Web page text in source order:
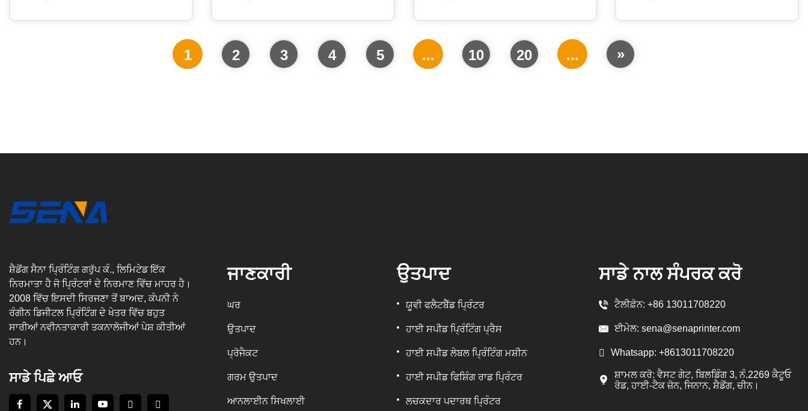
1 2 3 4 5 ... 10 20 ... »
ਸ਼ੈਡੋਂਗ ਸੈਨਾ ਪ੍ਰਿੰਟਿੰਗ ਗਰੁੱਪ ਕੰ., ਲਿਮਿਟੇਡ ਇੱਕ
ਨਿਰਮਾਤਾ ਹੈ ਜੋ ਪ੍ਰਿੰਟਰਾਂ ਦੇ ਨਿਰਮਾਣ ਵਿੱਚ ਮਾਹਰ ਹੈ।
2008 ਵਿੱਚ ਇਸਦੀ ਸਿਰਜਣਾ ਤੋਂ ਬਾਅਦ, ਕੰਪਨੀ ਨੇ
ਰੰਗੀਨ ਡਿਜੀਟਲ ਪ੍ਰਿੰਟਿੰਗ ਦੇ ਖੇਤਰ ਵਿੱਚ ਬਹੁਤ
ਸਾਰੀਆਂ ਨਵੀਨਤਾਕਾਰੀ ਤਕਨਾਲੋਜੀਆਂ ਪੇਸ਼ ਕੀਤੀਆਂ
ਹਨ।
ਸਾਡੇ ਪਿਛੇ ਆਓ
ਜਾਣਕਾਰੀ
ਘਰ
ਉਤਪਾਦ
ਪ੍ਰੋਜੈਕਟ
ਗਰਮ ਉਤਪਾਦ
ਆਨਲਾਈਨ ਸਿਖਲਾਈ
ਉਤਪਾਦ
ਯੂਵੀ ਫਲੈਟਬੈੱਡ ਪ੍ਰਿੰਟਰ
ਹਾਈ ਸਪੀਡ ਪ੍ਰਿੰਟਿੰਗ ਪ੍ਰੈਸ
ਹਾਈ ਸਪੀਡ ਲੇਬਲ ਪ੍ਰਿੰਟਿੰਗ ਮਸ਼ੀਨ
ਹਾਈ ਸਪੀਡ ਫਿਸ਼ਿੰਗ ਰਾਡ ਪ੍ਰਿੰਟਰ
ਲਚਕਦਾਰ ਪਦਾਰਥ ਪ੍ਰਿੰਟਰ
ਸਾਡੇ ਨਾਲ ਸੰਪਰਕ ਕਰੋ
ਟੈਲੀਫ਼ੋਨ:+86 13011708220
ਈਮੇਲ:sena@senaprinter.com
Whatsapp:+8613011708220
ਸ਼ਾਮਲ ਕਰੋ: ਵੈਸਟ ਗੇਟ, ਬਿਲਡਿੰਗ 3, ਨੰ.2269 ਕੈਟੂਓ
ਰੋਡ, ਹਾਈ-ਟੈਕ ਜ਼ੋਨ, ਜਿਨਾਨ, ਸ਼ੈਡੋਂਗ, ਚੀਨ।